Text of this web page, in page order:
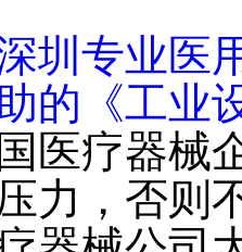
圳专业医
的《工业
医疗器械
力，否则